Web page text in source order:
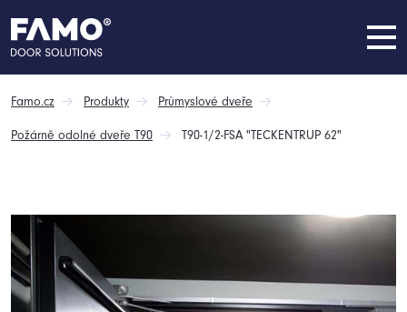
Famo.cz Produkty Průmyslové dveře
Požárně odolné dveře T90 T90-1/2-FSA "TECKENTRUP 62"